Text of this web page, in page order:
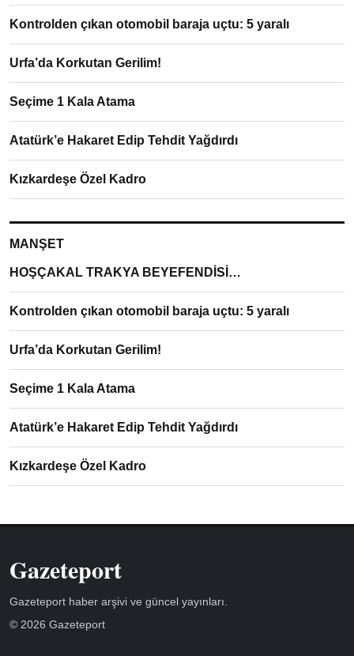
Kontrolden çıkan otomobil baraja uçtu: 5 yaralı
Urfa’da Korkutan Gerilim!
Seçime 1 Kala Atama
Atatürk’e Hakaret Edip Tehdit Yağdırdı
Kızkardeşe Özel Kadro
MANŞET
HOŞÇAKAL TRAKYA BEYEFENDİSİ…
Kontrolden çıkan otomobil baraja uçtu: 5 yaralı
Urfa’da Korkutan Gerilim!
Seçime 1 Kala Atama
Atatürk’e Hakaret Edip Tehdit Yağdırdı
Kızkardeşe Özel Kadro
Gazeteport
Gazeteport haber arşivi ve güncel yayınları.
© 2026 Gazeteport